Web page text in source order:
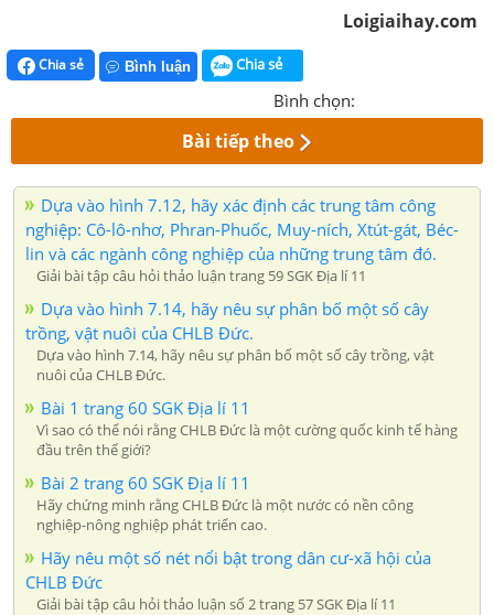
Loigiaihay.com
Chia sẻ Bình luận Chia sẻ
Bình chọn:
Bài tiếp theo
Dựa vào hình 7.12, hãy xác định các trung tâm công
nghiệp: Cô-lô-nhơ, Phran-Phuốc, Muy-ních, Xtút-gát, Béc-
lin và các ngành công nghiệp của những trung tâm đó.
Giải bài tập câu hỏi thảo luận trang 59 SGK Địa lí 11
Dựa vào hình 7.14, hãy nêu sự phân bố một số cây
trồng, vật nuôi của CHLB Đức.
Dựa vào hình 7.14, hãy nêu sự phân bố một số cây trồng, vật
nuôi của CHLB Đức.
Bài 1 trang 60 SGK Địa lí 11
Vì sao có thể nói rằng CHLB Đức là một cường quốc kinh tế hàng
đầu trên thế giới?
Bài 2 trang 60 SGK Địa lí 11
Hãy chứng minh rằng CHLB Đức là một nước có nền công
nghiệp-nông nghiệp phát triển cao.
Hãy nêu một số nét nổi bật trong dân cư-xã hội của
CHLB Đức
Giải bài tập câu hỏi thảo luận số 2 trang 57 SGK Địa lí 11